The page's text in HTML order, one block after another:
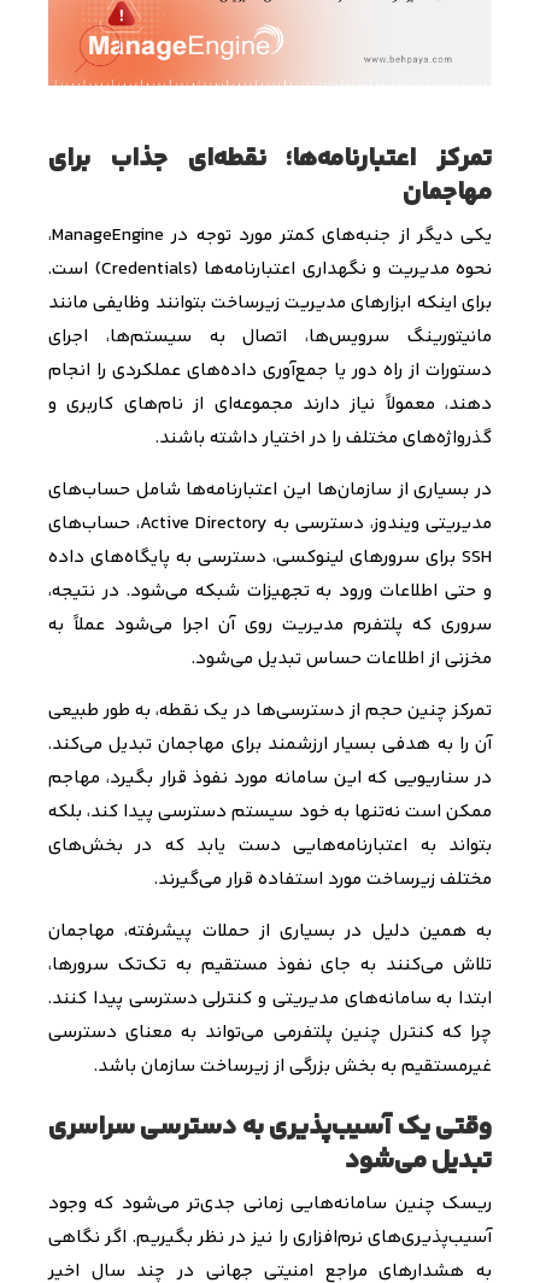
تمرکز اعتبارنامه‌ها؛ نقطه‌ای جذاب برای
مهاجمان
یکی دیگر از جنبه‌های کمتر مورد توجه در ManageEngine،
نحوه مدیریت و نگهداری اعتبارنامه‌ها (Credentials) است.
برای اینکه ابزارهای مدیریت زیرساخت بتوانند وظایفی مانند
مانیتورینگ سرویس‌ها، اتصال به سیستم‌ها، اجرای
دستورات از راه دور یا جمع‌آوری داده‌های عملکردی را انجام
دهند، معمولاً نیاز دارند مجموعه‌ای از نام‌های کاربری و
گذرواژه‌های مختلف را در اختیار داشته باشند.
در بسیاری از سازمان‌ها این اعتبارنامه‌ها شامل حساب‌های
مدیریتی ویندوز، دسترسی به Active Directory، حساب‌های
SSH برای سرورهای لینوکسی، دسترسی به پایگاه‌های داده
و حتی اطلاعات ورود به تجهیزات شبکه می‌شود. در نتیجه،
سروری که پلتفرم مدیریت روی آن اجرا می‌شود عملاً به
مخزنی از اطلاعات حساس تبدیل می‌شود.
تمرکز چنین حجم از دسترسی‌ها در یک نقطه، به طور طبیعی
آن را به هدفی بسیار ارزشمند برای مهاجمان تبدیل می‌کند.
در سناریویی که این سامانه مورد نفوذ قرار بگیرد، مهاجم
ممکن است نه‌تنها به خود سیستم دسترسی پیدا کند، بلکه
بتواند به اعتبارنامه‌هایی دست یابد که در بخش‌های
مختلف زیرساخت مورد استفاده قرار می‌گیرند.
به همین دلیل در بسیاری از حملات پیشرفته، مهاجمان
تلاش می‌کنند به جای نفوذ مستقیم به تک‌تک سرورها،
ابتدا به سامانه‌های مدیریتی و کنترلی دسترسی پیدا کنند.
چرا که کنترل چنین پلتفرمی می‌تواند به معنای دسترسی
غیرمستقیم به بخش بزرگی از زیرساخت سازمان باشد.
وقتی یک آسیب‌پذیری به دسترسی سراسری
تبدیل می‌شود
ریسک چنین سامانه‌هایی زمانی جدی‌تر می‌شود که وجود
آسیب‌پذیری‌های نرم‌افزاری را نیز در نظر بگیریم. اگر نگاهی
به هشدارهای مراجع امنیتی جهانی در چند سال اخیر